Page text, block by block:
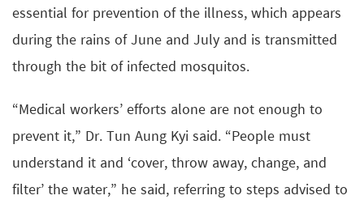
essential for prevention of the illness, which appears
during the rains of June and July and is transmitted
through the bit of infected mosquitos.
“Medical workers’ efforts alone are not enough to
prevent it,” Dr. Tun Aung Kyi said. “People must
understand it and ‘cover, throw away, change, and
filter’ the water,” he said, referring to steps advised to